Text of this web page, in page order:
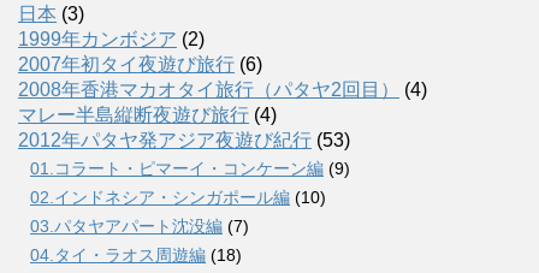
日本 (3)
1999年カンボジア (2)
2007年初タイ夜遊び旅行 (6)
2008年香港マカオタイ旅行（パタヤ2回目）
(4)
マレー半島縦断夜遊び旅行 (4)
2012年パタヤ発アジア夜遊び紀行 (53)
01.コラート・ピマーイ・コンケーン編 (9)
02.インドネシア・シンガポール編 (10)
03.パタヤアパート沈没編 (7)
04.タイ・ラオス周遊編 (18)